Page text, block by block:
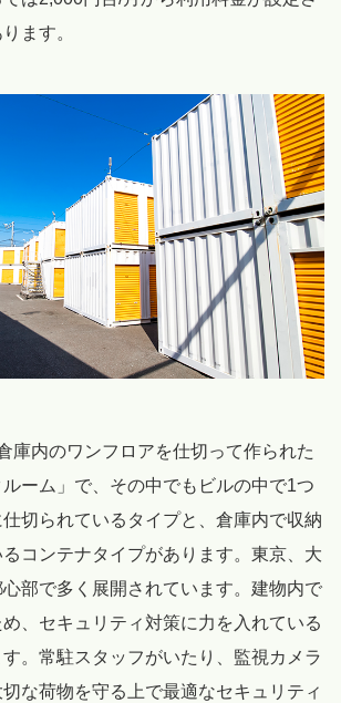
ます。
庫内のワンフロアを仕切って作られた
ルーム」で、その中でもビルの中で1つ
切られているタイプと、倉庫内で収納
コンテナタイプがあります。東京、大
部で多く展開されています。建物内で
、セキュリティ対策に力を入れている
。常駐スタッフがいたり、監視カメラ
な荷物を守る上で最適なセキュリティ